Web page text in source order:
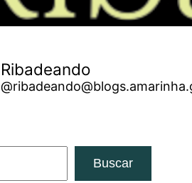
Ribadeando
Buscar